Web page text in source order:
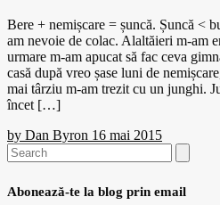
Bere + nemișcare = șuncă. Șuncă <
am nevoie de colac. Alaltăieri m-am
urmare m-am apucat să fac ceva
casă după vreo șase luni de
mai târziu m-am trezit cu un junghi.
încet […]
by Dan Byron 16 mai 2015
Search
for:
Abonează-te la blog prin email